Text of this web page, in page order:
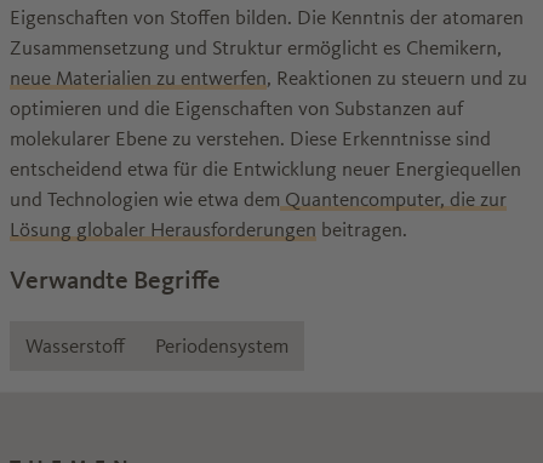
Eigenschaften von Stoffen bilden. Die Kenntnis der atomaren
Zusammensetzung und Struktur ermöglicht es Chemikern,
neue Materialien zu entwerfen, Reaktionen zu steuern und zu
optimieren und die Eigenschaften von Substanzen auf
molekularer Ebene zu verstehen. Diese Erkenntnisse sind
entscheidend etwa für die Entwicklung neuer Energiequellen
und Technologien wie etwa dem Quantencomputer, die zur
Lösung globaler Herausforderungen beitragen.
Verwandte Begriffe
Wasserstoff Periodensystem